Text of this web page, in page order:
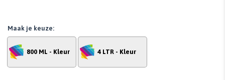
800 ML - Kleur 4 LTR - Kleur
Maak je keuze: